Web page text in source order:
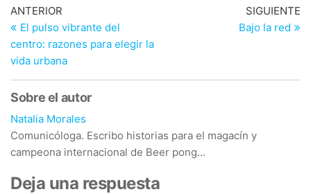
Navegación
de
entradas
Entrada
anterior
ANTERIOR
El pulso vibrante del
centro: razones para elegir la
vida urbana
SIGUIENTE
Bajo la red
Sobre el autor
Natalia Morales
Comunicóloga. Escribo historias para el magacín y
campeona internacional de Beer pong...
Deja una respuesta